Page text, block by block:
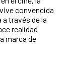
convencida
a través de la
realidad
marca de